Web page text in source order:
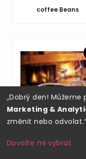
coffee Beans
fireplace
„Dobrý den!
Marketing &
změnit nebo odvolat.“
Dovolte mi vybrat